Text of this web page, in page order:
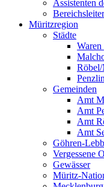
Assistenten
Müritzregion
Städte
Penzlin
Gemeinden
Amt
Amt
Amt
Amt
Göhren-
Vergessene
Gewässer
Müritz-